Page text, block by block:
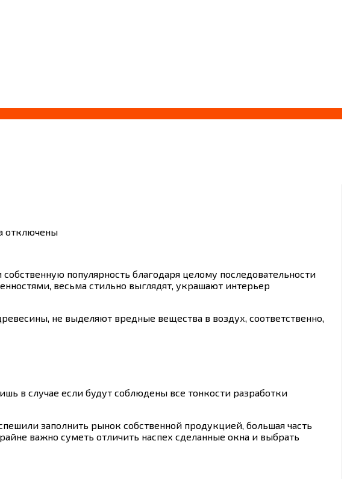
отключены
популярность благодаря целому последовательности
весьма стильно выглядят, украшают интерьер
не выделяют вредные вещества в воздух, соответственно,
в случае если будут соблюдены все тонкости разработки
заполнить рынок собственной продукцией, большая часть
важно суметь отличить наспех сделанные окна и выбрать